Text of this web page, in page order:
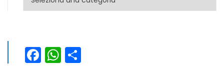
Facebook
WhatsApp